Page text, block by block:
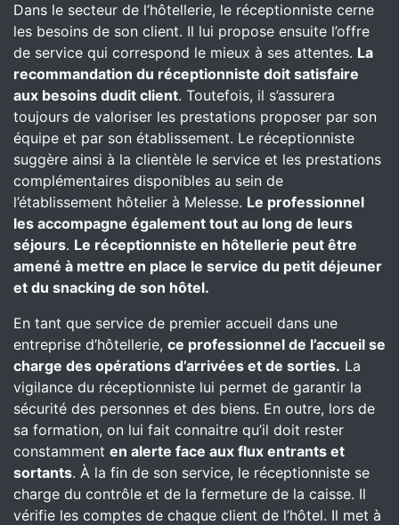
Dans le secteur de l’hôtellerie, le réceptionniste cerne
les besoins de son client. Il lui propose ensuite l’offre
de service qui correspond le mieux à ses attentes. La
recommandation du réceptionniste doit satisfaire
aux besoins dudit client. Toutefois, il s’assurera
toujours de valoriser les prestations proposer par son
équipe et par son établissement. Le réceptionniste
suggère ainsi à la clientèle le service et les prestations
complémentaires disponibles au sein de
l’établissement hôtelier à Melesse. Le professionnel
les accompagne également tout au long de leurs
séjours. Le réceptionniste en hôtellerie peut être
amené à mettre en place le service du petit déjeuner
et du snacking de son hôtel.
En tant que service de premier accueil dans une
entreprise d’hôtellerie, ce professionnel de l’accueil se
charge des opérations d’arrivées et de sorties. La
vigilance du réceptionniste lui permet de garantir la
sécurité des personnes et des biens. En outre, lors de
sa formation, on lui fait connaitre qu’il doit rester
constamment en alerte face aux flux entrants et
sortants. À la fin de son service, le réceptionniste se
charge du contrôle et de la fermeture de la caisse. Il
vérifie les comptes de chaque client de l’hôtel. Il met à